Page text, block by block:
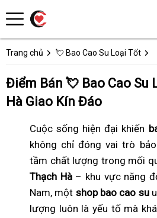
Trang chủ 💘 Bao Cao Su Loại Tốt
Điểm Bán 💘 Bao Cao Su
Hà Giao Kín Đáo
Cuộc sống hiện đại khiến
không chỉ đóng vai trò
tầm chất lượng trong mối
Thạch Hà– khu vực năng
Nam, một shop bao cao su
lượng luôn là yếu tố mà